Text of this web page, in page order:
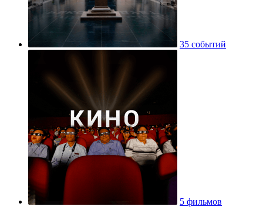
35 событий
5 фильмов